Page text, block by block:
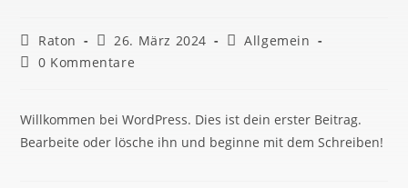
Raton 26. März 2024
Allgemein
0 Kommentare
Willkommen bei WordPress. Dies ist dein erster Beitrag.
Bearbeite oder lösche ihn und beginne mit dem Schreiben!